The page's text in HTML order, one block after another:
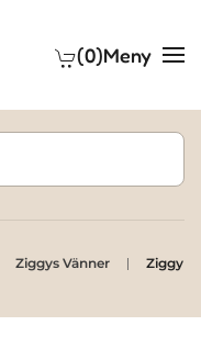
(0)Meny
Ziggys Vänner
Ziggy